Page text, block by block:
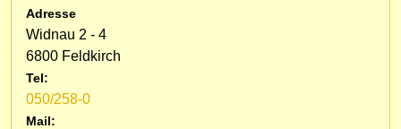
Adresse
Widnau 2 - 4
6800 Feldkirch
Tel:
050/258-0
Mail: